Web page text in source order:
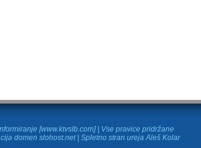
[www.ktvslb.com] | Vse pravice pridržane
domen slohost.net | Spletno stran ureja Aleš Kolar